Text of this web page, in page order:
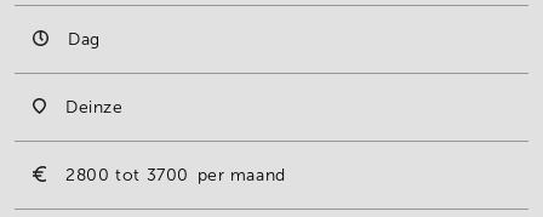
Dag
Deinze
2800 3700 per maand